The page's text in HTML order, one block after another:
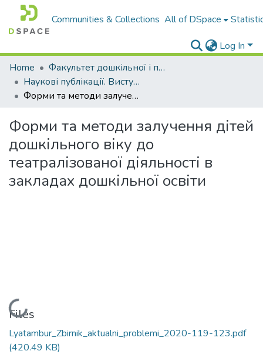
Communities & Collections All of DSpace
Log In
Home
Факультет дошкільної і початкової освіти
Наукові публікації. Виступи
Форми та методи залучення дітей дошкільного віку до театралізованої діяльності в закладах дошкільної освіти
Форми та методи залучення дітей
дошкільного віку до
театралізованої діяльності в
закладах дошкільної освіти
Loading...
Files
Lyatambur_Zbirnik_aktualni_problemi_2020-119-123.pdf
(420.49 KB)